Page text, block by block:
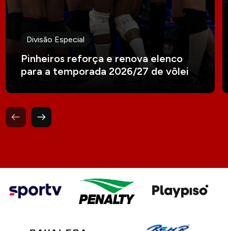
Divisão Especial
Pinheiros reforça e renova elenco
para a temporada 2026/27 de vôlei